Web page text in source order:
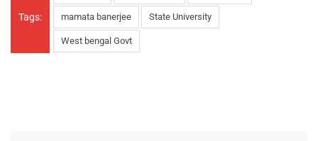
Tags: mamata banerjee State University
West bengal Govt